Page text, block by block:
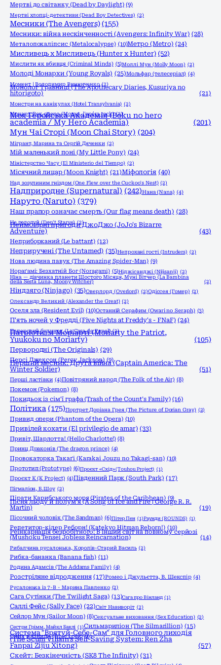
Мертві до світанку (Dead by Daylight) (9)
Мертві хлопці-детективи (Dead Boy Detectives) (2)
Месники (The Avengers) (155)
Месники: війна нескінченності (Avengers: Infinity War) (28)
Металопокаліпсис (Metalocalypse) (10)Метро (Metro) (24)
Мисливець х Мисливець (Hunter x Hunter) (52)
Мислити як вбивця (Criminal Minds) (5)Моллі Мун (Molly Moon) (2)
Молоді Монархи (Young Royals) (25)Мольфар (телесеріал) (4)
Момент | Володимир Винниченко (2)
Монолог Травниці (The Apothecary Diaries, Kusuriya no
hitorigoto)
(21)
Монстри на канікулах (Hotel Transylvania) (2)
Моцарт. Рок опера (Mozart, l'opéra rock) (2)
Моя Геройська Академія (Boku no hero
academia / My Hero Academia)
(201)
Мун Чаі Сторі (Moon Chai Story) (204)
Мігрант, Марина та Сергій Дяченки (2)
Мій маленький поні (My Little Pony) (24)
Міністерство Часу (El Ministerio del Tiempo) (2)
Місячний лицар (Moon Knight) (21)Міфологія (40)
Над зозулиним гніздом (One Flew over the Cuckoo's Nest) (2)
Надприродне (Supernatural) (242)Нана (Nana) (4)
Наруто (Naruto) (379)
Наш прапор означає смерть (Our flag means death) (28)
Не голодуй (Don't Starve) (2)
Неймовірні пригоди ДжоДжо (JoJo's Bizarre
Adventure)
(43)
Неприборканий (Le battant) (12)
Неприручені (The Untamed) (35)Непрохані гості (Intruders) (2)
Нова людина павук (The Amazing Spider-Man) (9)
Нораґамі: Безхатній Бог (Noragami) (5)Ніджісанджі (Nijisanji) (2)
Ніна — дівчинка планети Шостого Місяця, Муні Вітчер (La Bambina
della Sesta Luna, Moony Witcher)
(2)
Ніндзяго (Ninjago) (35)Оверлорд (Overlord) (2)Одіссея (Гомер) (2)
Олександр Великий (Alexander the Great) (2)
Оселя зла (Resident Evil) (10)Останній Серафим (Owari no Seraph) (3)
П'ять ночей у Фредді (Five Nights at Freddy's - FNaF) (24)
Паперовий будинок (La Casa de Papel) (2)
Патріотизм Моріарті (Moriarty the Patriot,
Yuukoku no Moriarty)
(105)
Первородні (The Originals) (29)
Персі Джексон (Percy Jackson) (9)
Перший месник: Друга війна (Captain America: The
Winter Soldier)
(51)
Перші ластівки (4)Повітряний народ (The Folk of the Air) (8)
Покемон (Pokemon) (8)
Покидьок із сім'ї графа (Trash of the Count's Family) (16)
Політика (175)Портрет Доріана Грея (The Picture of Dorian Gray) (2)
Привид опери (Phantom of the Opera) (10)
Привілей кохати (El privilegio de amar) (33)
Привіт, Шарлотта! (Hello Charlotte!) (8)
Принц Драконів (The dragon prince) (4)
Провокаторка Такаґі (Karakai Jouzu no Takagi-san) (10)
Прототип (Prototype) (6)Проєкт «Схід» (Touhou Project) (1)
Проєкт К (K Project) (4)Південний Парк (South Park) (17)
Пігмаліон, Б.Шоу (2)
Пірати Карибського моря (Pirates of the Caribbean) (9)
Пісня льоду й полум'я (A Song of Ice and Fire | George R. R.
Martin)
(19)
Пісочний чоловік (The Sandman) (6)Пітер Пен (1)Раунди (ROUNDS) (1)
Репетитор-кілер Реборн! (Katekyo Hitman Reborn!) (10)
Реінкарнація безробітного: В інший світ на повному серйозі
(Mushoku Tensei Jobless Reincarnation) (14)
Рибалчина русалонька, Королів-Старий Василь (2)
Рибка-бананка (Banana fish) (11)
Родина Адамсів (The Addams Family) (4)
Розстріляне відродження (17)Ромео і Джульєтта, В. Шекспір (4)
Русалонька із 7-В - Марина Павленко (2)
Сага Сутінки (The Twilight Saga) (13)Сага про Вінланд (1)
Саллі Фейс (Sally Face) (22)Світ Навиворіт (2)
Сейлор Мун (Sailor Moon) (8)Сексуальне виховання (Sex Education) (2)
Сестри Грімм, Майкл Баклі (1)Сильмариліон (The Silmarillion) (15)
Синя в'язниця (Blue Lock) (6)
Система "Врятуй-Себе-Сам" для Головного лиходія
(The Scum Villain's Self-Saving System: Ren Zha
Fanpai Zijiu Xitong)
(57)
Скейт: Безкінечність (SK8 The Infinity) (31)